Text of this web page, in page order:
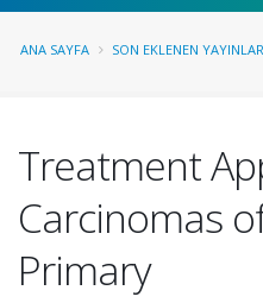
ANA SAYFA SON EKLENEN YAYINLAR
Treatment
Carcinomas
Primary